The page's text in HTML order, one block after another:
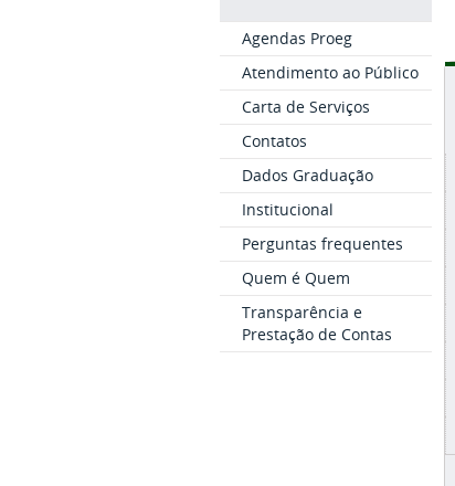
Agendas Proeg
Atendimento ao Público
Carta de Serviços
Contatos
Dados Graduação
Institucional
Perguntas frequentes
Quem é Quem
Transparência e
Prestação de Contas